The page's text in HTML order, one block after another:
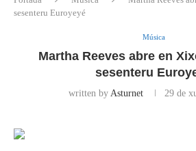
sesenteru Euroyeyé
Música
Martha Reeves abre en
sesenteru
written by Asturnet 29 de